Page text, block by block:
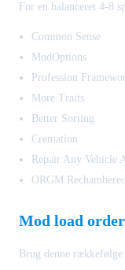
For en balanceret 4-8
Common Sense
ModOptions
Profession
More Traits
Better Sorting
Cremation
Repair Any Vehicle
ORGM
Mod load order
Brug denne